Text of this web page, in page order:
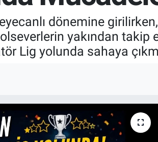
dönemine
yakından takip
Lig yolunda sahaya